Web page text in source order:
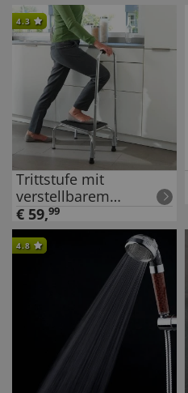
4.3
Trittstufe mit
verstellbarem
Haltegriff
€ 59,99
4.8